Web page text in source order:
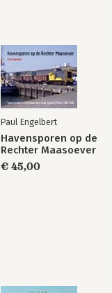
Paul Engelbert
Havensporen op de
Rechter Maasoever
€ 45,00